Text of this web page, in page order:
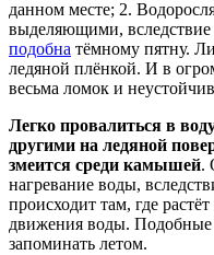
данном месте; 2.
выделяющими,
подобна тёмному пятну.
ледяной плёнкой. И в
весьма ломок и
Легко провалиться в
другими на ледяной
змеится среди камышей.
нагревание воды,
происходит там, где
движения воды. Подобные
запоминать летом.